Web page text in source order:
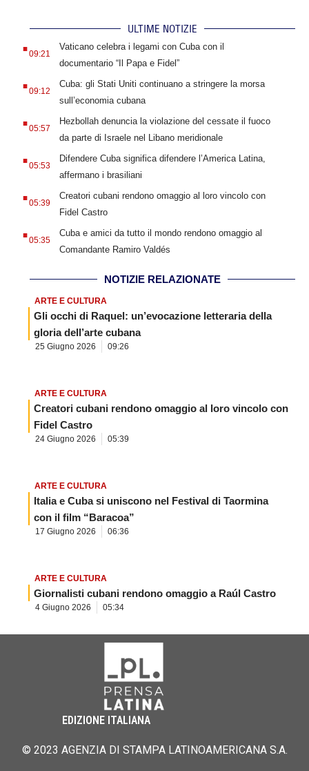
ULTIME NOTIZIE
.09:21
Vaticano celebra i legami con Cuba con il
documentario “Il Papa e Fidel”
.09:12
Cuba: gli Stati Uniti continuano a stringere la morsa
sull’economia cubana
.05:57
Hezbollah denuncia la violazione del cessate il fuoco
da parte di Israele nel Libano meridionale
.05:53
Difendere Cuba significa difendere l’America Latina,
affermano i brasiliani
.05:39
Creatori cubani rendono omaggio al loro vincolo con
Fidel Castro
.05:35
Cuba e amici da tutto il mondo rendono omaggio al
Comandante Ramiro Valdés
NOTIZIE RELAZIONATE
ARTE E CULTURA
Gli occhi di Raquel: un’evocazione letteraria della
gloria dell’arte cubana
25 Giugno 2026 09:26
ARTE E CULTURA
Creatori cubani rendono omaggio al loro vincolo con
Fidel Castro
24 Giugno 2026 05:39
ARTE E CULTURA
Italia e Cuba si uniscono nel Festival di Taormina
con il film “Baracoa”
17 Giugno 2026 06:36
ARTE E CULTURA
Giornalisti cubani rendono omaggio a Raúl Castro
4 Giugno 2026 05:34
EDIZIONE ITALIANA
© 2023 AGENZIA DI STAMPA LATINOAMERICANA S.A.